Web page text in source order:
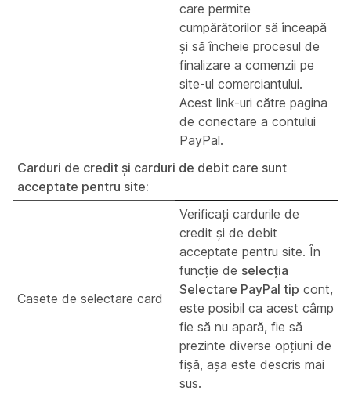
care permite
cumpărătorilor să înceapă
și să încheie procesul de
finalizare a comenzii pe
site-ul comerciantului.
Acest link-uri către pagina
de conectare a contului
PayPal.
Carduri de credit și carduri de debit care sunt
acceptate pentru site:
Casete de selectare card
Verificați cardurile de
credit și de debit
acceptate pentru site. În
funcție de selecția
Selectare PayPal tip cont,
este posibil ca acest câmp
fie să nu apară, fie să
prezinte diverse opțiuni de
fișă, așa este descris mai
sus.